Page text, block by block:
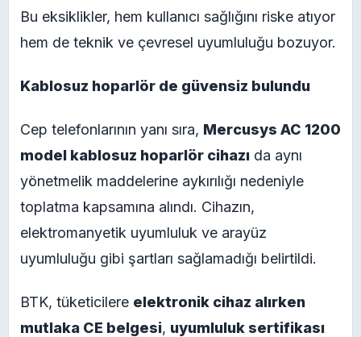
Bu eksiklikler, hem kullanıcı sağlığını riske atıyor
hem de teknik ve çevresel uyumluluğu bozuyor.
Kablosuz hoparlör de güvensiz bulundu
Cep telefonlarının yanı sıra, Mercusys AC 1200
model kablosuz hoparlör cihazı da aynı
yönetmelik maddelerine aykırılığı nedeniyle
toplatma kapsamına alındı. Cihazın,
elektromanyetik uyumluluk ve arayüz
uyumluluğu gibi şartları sağlamadığı belirtildi.
BTK, tüketicilere elektronik cihaz alırken
mutlaka CE belgesi, uyumluluk sertifikası